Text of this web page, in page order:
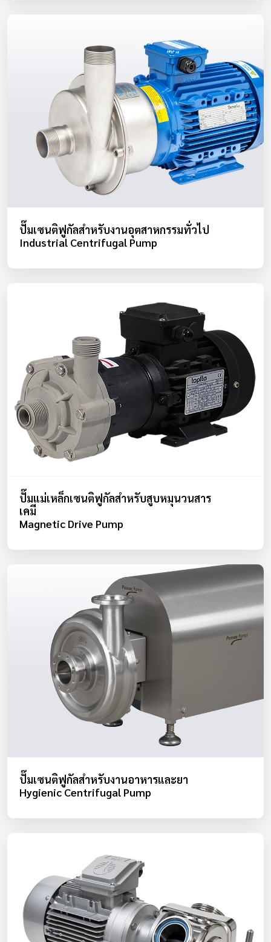
ปั๊มเซนติฟูกัลสำหรับงานอุตสาหกรรมทั่วไป
Industrial Centrifugal Pump
ปั๊มแม่เหล็กเซนติฟูกัลสำหรับสูบหมุนวนสาร
เคมี
Magnetic Drive Pump
ปั๊มเซนติฟูกัลสำหรับงานอาหารและยา
Hygienic Centrifugal Pump